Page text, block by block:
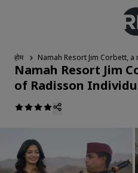
होम Namah Resort Jim Corbett,
Namah Resort Jim
of Radisson